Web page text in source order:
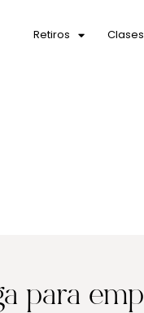
Retiros Clases
para